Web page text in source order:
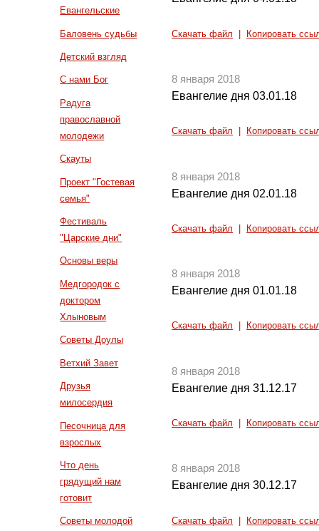
Евангельские
Баловень судьбы
Детский взгляд
С нами Бог
Радуга
православной
молодежи
Скауты
Проект "Гостевая
семья"
Фестиваль
"Царские дни"
Основы веры
Медгородок с
доктором
Хлыновым
Советы Доулы
Ветхий Завет
Друзья
милосердия
Песочница для
взрослых
Что день
грядущий нам
готовит
Советы молодой
Скачать файл Копировать
8 января 2018
Евангелие дня 03.01.18
Скачать файл Копировать
8 января 2018
Евангелие дня 02.01.18
Скачать файл Копировать
8 января 2018
Евангелие дня 01.01.18
Скачать файл Копировать
8 января 2018
Евангелие дня 31.12.17
Скачать файл Копировать
8 января 2018
Евангелие дня 30.12.17
Скачать файл Копировать